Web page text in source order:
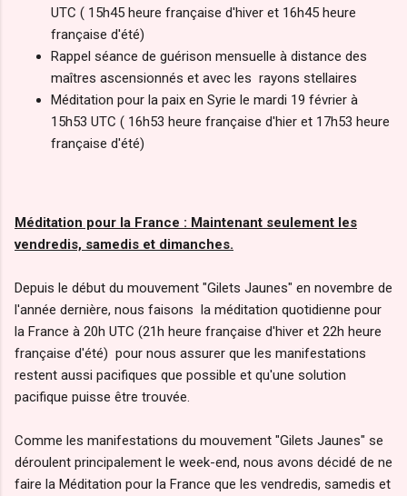
UTC ( 15h45 heure française d'hiver et 16h45 heure
française d'été)
Rappel séance de guérison mensuelle à distance des
maîtres ascensionnés et avec les rayons stellaires
Méditation pour la paix en Syrie le mardi 19 février à
15h53 UTC ( 16h53 heure française d'hier et 17h53 heure
française d'été)
Méditation pour la France : Maintenant seulement les
vendredis, samedis et dimanches.
Depuis le début du mouvement "Gilets Jaunes" en novembre de
l'année dernière, nous faisons la méditation quotidienne pour
la France à 20h UTC (21h heure française d'hiver et 22h heure
française d'été) pour nous assurer que les manifestations
restent aussi pacifiques que possible et qu'une solution
pacifique puisse être trouvée.
Comme les manifestations du mouvement "Gilets Jaunes" se
déroulent principalement le week-end, nous avons décidé de ne
faire la Méditation pour la France que les vendredis, samedis et